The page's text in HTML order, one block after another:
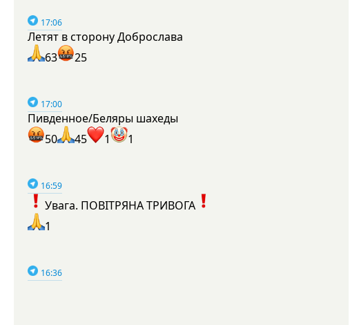
17:06
Летят в сторону Доброслава
63
25
17:00
Пивденное/Беляры шахеды
50
45 1 1
16:59
Увага. ПОВІТРЯНА ТРИВОГА
1
16:36